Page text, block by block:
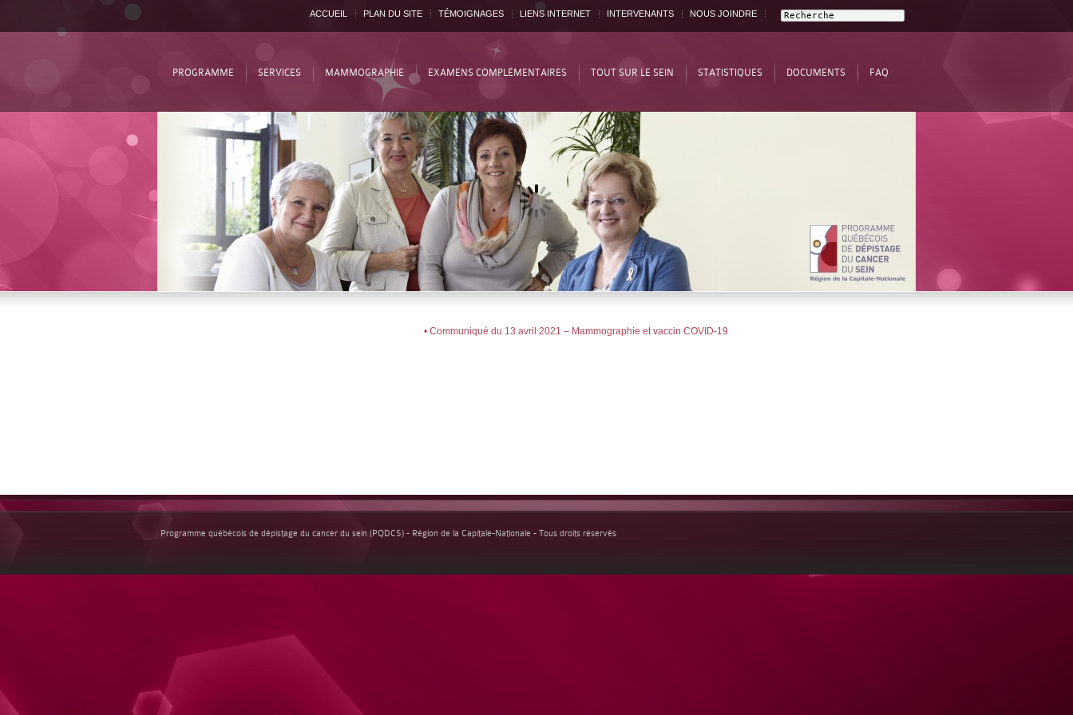
ACCUEIL PLAN DU SITE TÉMOIGNAGES LIENS INTERNET INTERVENANTS NOUS JOINDRE
PROGRAMME SERVICES MAMMOGRAPHIE EXAMENS COMPLÉMENTAIRES TOUT SUR LE SEIN STATISTIQUES DOCUMENTS FAQ
• Communiqué du 13 avril 2021 – Mammographie et vaccin COVID-19
Programme québécois de dépistage du cancer du sein (PQDCS) - Région de la Capitale-Nationale - Tous droits réservés